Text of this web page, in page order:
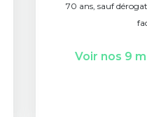
70 ans, sauf
Voir nos 9